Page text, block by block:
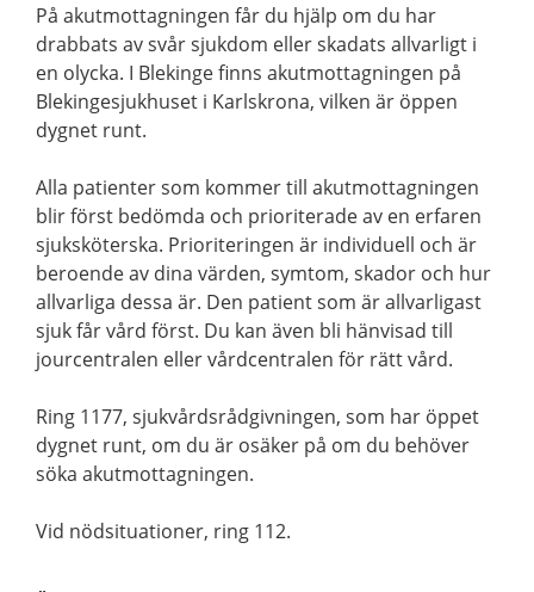
På akutmottagningen får du hjälp om du har
drabbats av svår sjukdom eller skadats allvarligt i
en olycka. I Blekinge finns akutmottagningen på
Blekingesjukhuset i Karlskrona, vilken är öppen
dygnet runt.
Alla patienter som kommer till akutmottagningen
blir först bedömda och prioriterade av en erfaren
sjuksköterska. Prioriteringen är individuell och är
beroende av dina värden, symtom, skador och hur
allvarliga dessa är. Den patient som är allvarligast
sjuk får vård först. Du kan även bli hänvisad till
jourcentralen eller vårdcentralen för rätt vård.
Ring 1177, sjukvårdsrådgivningen, som har öppet
dygnet runt, om du är osäker på om du behöver
söka akutmottagningen.
Vid nödsituationer, ring 112.